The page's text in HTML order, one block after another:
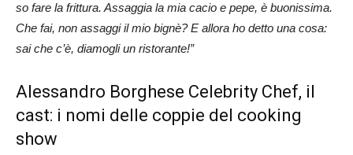
so fare la frittura. Assaggia la mia cacio e pepe, è buonissima.
Che fai, non assaggi il mio bignè? E allora ho detto una cosa:
sai che c’è, diamogli un ristorante!”
Alessandro Borghese Celebrity Chef, il
cast: i nomi delle coppie del cooking
show